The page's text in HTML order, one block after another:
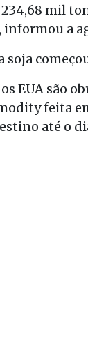
mil
informou a
soja
EUA são
feita
até o